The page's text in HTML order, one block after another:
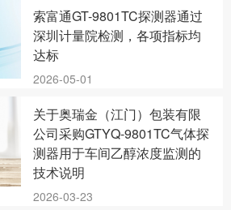
索富通GT-9801TC探测器通过
深圳计量院检测，各项指标均
达标
2026-05-01
关于奥瑞金（江门）包装有限
公司采购GTYQ-9801TC气体探
测器用于车间乙醇浓度监测的
技术说明
2026-03-23